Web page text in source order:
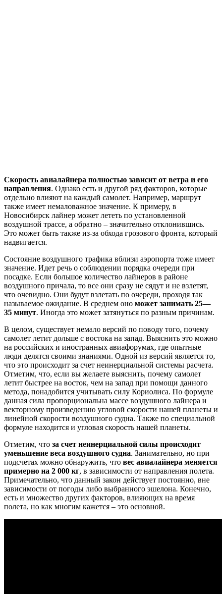
Скорость авиалайнера полностью зависит от ветра и его
направления. Однако есть и другой ряд факторов, которые
отдельно влияют на каждый самолет. Например, маршрут
также имеет немаловажное значение. К примеру, в
Новосибирск лайнер может лететь по установленной
воздушной трассе, а обратно – значительно отклонившись.
Это может быть также из-за обхода грозового фронта, который
надвигается.
Состояние воздушного трафика вблизи аэропорта тоже имеет
значение. Идет речь о соблюдении порядка очереди при
посадке. Если большое количество лайнеров в районе
воздушного причала, то все они сразу не сядут и не взлетят,
что очевидно. Они будут взлетать по очереди, проходя так
называемое ожидание. В среднем оно может занимать 25—
35 минут. Иногда это может затянуться по разным причинам.
В целом, существует немало версий по поводу того, почему
самолет летит дольше с востока на запад. Выяснить это можно
на российских и иностранных авиафорумах, где опытные
люди делятся своими знаниями. Одной из версий является то,
что это происходит за счет неинерциальной системы расчета.
Отметим, что, если вы желаете выяснить, почему самолет
летит быстрее на восток, чем на запад при помощи данного
метода, понадобится учитывать силу Кориолиса. По формуле
данная сила пропорциональна массе воздушного лайнера и
векторному произведению угловой скорости нашей планеты и
линейной скорости воздушного судна. Также по специальной
формуле находится и угловая скорость нашей планеты.
Отметим, что за счет неинерциальной силы происходит
уменьшение веса воздушного судна. Занимательно, но при
подсчетах можно обнаружить, что вес авиалайнера меняется
примерно на 2 000 кг, в зависимости от направления полета.
Примечательно, что данный закон действует постоянно, вне
зависимости от погоды либо выбранного эшелона. Конечно,
есть и множество других факторов, влияющих на время
полета, но как многим кажется – это основной.